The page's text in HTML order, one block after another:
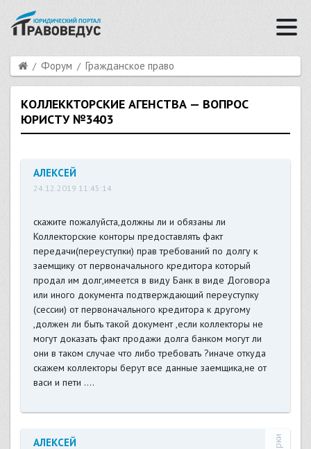
Форум Гражданское право
КОЛЛЕККТОРСКИЕ АГЕНСТВА — ВОПРОС
ЮРИСТУ №3403
АЛЕКСЕЙ
24.12.2019 11:45:14
скажите пожалуйста,должны ли и обязаны ли
Коллекторские конторы предоставлять факт
передачи(переуступки) прав требований по долгу к
заемщику от первоначального кредитора который
продал им долг,имеется в виду Банк в виде Договора
или иного документа подтверждающий переуступку
(сессии) от первоначального кредитора к другому
,должен ли быть такой документ ,если коллекторы не
могут доказать факт продажи долга банком могут ли
они в таком случае что либо требовать ?иначе откуда
скажем коллекторы берут все данные заемщика,не от
васи и пети ....
АЛЕКСЕЙ